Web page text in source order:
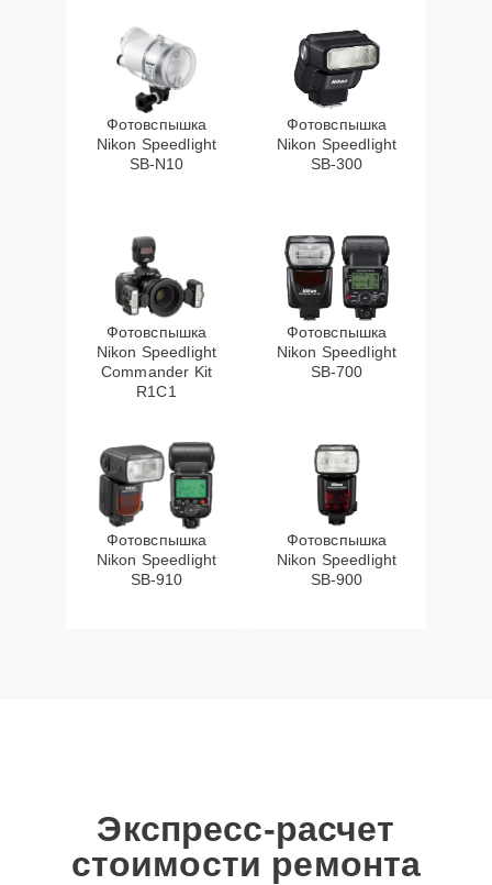
Фотовспышка
Nikon Speedlight
SB-N10
Фотовспышка
Nikon Speedlight
SB-300
Фотовспышка
Nikon Speedlight
Commander Kit
R1C1
Фотовспышка
Nikon Speedlight
SB-700
Фотовспышка
Nikon Speedlight
SB-910
Фотовспышка
Nikon Speedlight
SB-900
Экспресс-расчет
стоимости ремонта